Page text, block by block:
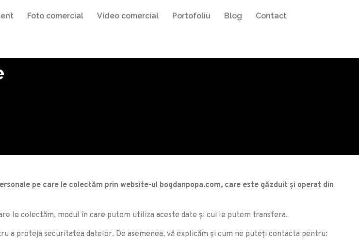
Foto comercial Video comercial Portofoliu Blog Contact
pe care le colectăm prin website-ul bogdanpopa.com, care este găzduit și operat din
le colectăm, modul în care putem utiliza aceste date şi cui le putem transfera.
a proteja securitatea datelor. De asemenea, vă explicăm şi cum ne puteţi contacta pentru: